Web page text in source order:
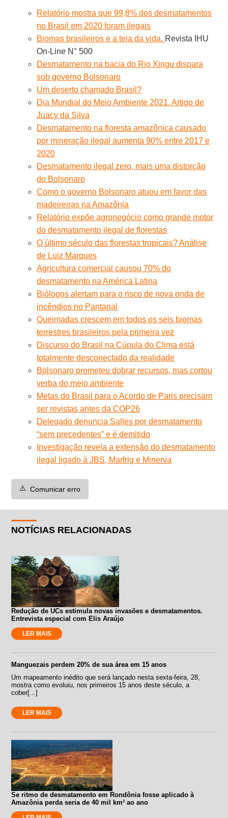
Relatório mostra que 99,8% dos desmatamentos
no Brasil em 2020 foram ilegais
Biomas brasileiros e a teia da vida. Revista IHU
On-Line N° 500
Desmatamento na bacia do Rio Xingu dispara
sob governo Bolsonaro
Um deserto chamado Brasil?
Dia Mundial do Meio Ambiente 2021. Artigo de
Juacy da Silva
Desmatamento na floresta amazônica causado
por mineração ilegal aumenta 90% entre 2017 e
2020
Desmatamento ilegal zero, mais uma distorção
do Bolsonaro
Como o governo Bolsonaro atuou em favor das
madeireiras na Amazônia
Relatório expõe agronegócio como grande motor
do desmatamento ilegal de florestas
O último século das florestas tropicais? Análise
de Luiz Marques
Agricultura comercial causou 70% do
desmatamento na América Latina
Biólogos alertam para o risco de nova onda de
incêndios no Pantanal
Queimadas crescem em todos os seis biomas
terrestres brasileiros pela primeira vez
Discurso do Brasil na Cúpula do Clima está
totalmente desconectado da realidade
Bolsonaro prometeu dobrar recursos, mas cortou
verba do meio ambiente
Metas do Brasil para o Acordo de Paris precisam
ser revistas antes da COP26
Delegado denuncia Salles por desmatamento
“sem precedentes” e é demitido
Investigação revela a extensão do desmatamento
ilegal ligado à JBS, Marfrig e Minerva
⚠️ Comunicar erro
NOTÍCIAS RELACIONADAS
Redução de UCs estimula novas invasões e desmatamentos.
Entrevista especial com Elis Araújo
LER MAIS
Manguezais perdem 20% de sua área em 15 anos
Um mapeamento inédito que será lançado nesta sexta-feira, 28,
mostra como evoluiu, nos primeiros 15 anos deste século, a
cober[...]
LER MAIS
Se ritmo de desmatamento em Rondônia fosse aplicado à
Amazônia perda seria de 40 mil km² ao ano